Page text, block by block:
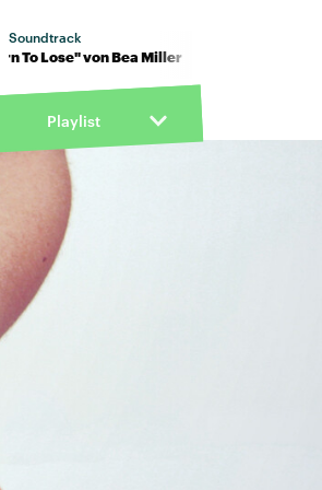
Soundtrack
Bea Miller · "Born To Lose" von Bea
Playlist